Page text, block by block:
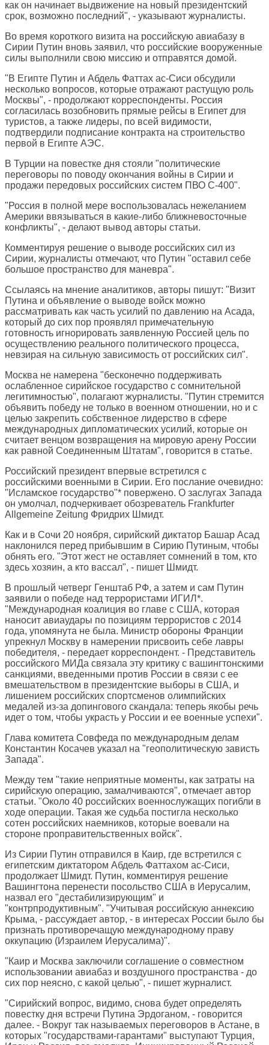
как он начинает выдвижение на новый президентский
срок, возможно последний", - указывают журналисты.
Во время короткого визита на российскую авиабазу в
Сирии Путин вновь заявил, что российские вооруженные
силы выполнили свою миссию и отправятся домой.
"В Египте Путин и Абдель Фаттах ас-Сиси обсудили
несколько вопросов, которые отражают растущую роль
Москвы", - продолжают корреспонденты. Россия
согласилась возобновить прямые рейсы в Египет для
туристов, а также лидеры, по всей видимости,
подтвердили подписание контракта на строительство
первой в Египте АЭС.
В Турции на повестке дня стояли "политические
переговоры по поводу окончания войны в Сирии и
продажи передовых российских систем ПВО С-400".
"Россия в полной мере воспользовалась нежеланием
Америки ввязываться в какие-либо ближневосточные
конфликты", - делают вывод авторы статьи.
Комментируя решение о выводе российских сил из
Сирии, журналисты отмечают, что Путин "оставил себе
большое пространство для маневра".
Ссылаясь на мнение аналитиков, авторы пишут: "Визит
Путина и объявление о выводе войск можно
рассматривать как часть усилий по давлению на Асада,
который до сих пор проявлял примечательную
готовность игнорировать заявленную Россией цель по
осуществлению реального политического процесса,
невзирая на сильную зависимость от российских сил".
Москва не намерена "бесконечно поддерживать
ослабленное сирийское государство с сомнительной
легитимностью", полагают журналисты. "Путин стремится
объявить победу не только в военном отношении, но и с
целью закрепить собственное лидерство в сфере
международных дипломатических усилий, которые он
считает венцом возвращения на мировую арену России
как равной Соединенным Штатам", говорится в статье.
Российский президент впервые встретился с
российскими военными в Сирии. Его послание очевидно:
"Исламское государство"* повержено. О заслугах Запада
он умолчал, подчеркивает обозреватель Frankfurter
Allgemeine Zeitung Фридрих Шмидт.
Как и в Сочи 20 ноября, сирийский диктатор Башар Асад
наклонился перед прибывшим в Сирию Путиным, чтобы
обнять его. "Этот жест не оставляет сомнений в том, кто
здесь хозяин, а кто вассал", - пишет Шмидт.
В прошлый четверг Генштаб РФ, а затем и сам Путин
заявили о победе над террористами ИГИЛ*.
"Международная коалиция во главе с США, которая
наносит авиаудары по позициям террористов с 2014
года, упомянута не была. Министр обороны Франции
упрекнул Москву в намерении присвоить себе лавры
победителя, - передает корреспондент. - Представитель
российского МИДа связала эту критику с вашингтонскими
санкциями, введенными против России в связи с ее
вмешательством в президентские выборы в США, и
лишением российских спортсменов олимпийских
медалей из-за допингового скандала: теперь якобы речь
идет о том, чтобы украсть у России и ее военные успехи".
Глава комитета Совфеда по международным делам
Константин Косачев указал на "геополитическую зависть
Запада".
Между тем "такие неприятные моменты, как затраты на
сирийскую операцию, замалчиваются", отмечает автор
статьи. "Около 40 российских военнослужащих погибли в
ходе операции. Такая же судьба постигла несколько
сотен российских наемников, которые воевали на
стороне проправительственных войск".
Из Сирии Путин отправился в Каир, где встретился с
египетским диктатором Абдель Фаттахом ас-Сиси,
продолжает Шмидт. Путин, комментируя решение
Вашингтона перенести посольство США в Иерусалим,
назвал его "дестабилизирующим" и
"контрпродуктивным". "Учитывая российскую аннексию
Крыма, - рассуждает автор, - в интересах России было бы
признать противоречащую международному праву
оккупацию (Израилем Иерусалима)".
"Каир и Москва заключили соглашение о совместном
использовании авиабаз и воздушного пространства - до
сих пор неясно, с какой целью", - пишет журналист.
"Сирийский вопрос, видимо, снова будет определять
повестку дня встречи Путина Эрдоганом, - говорится
далее. - Вокруг так называемых переговоров в Астане, в
которых "государствами-гарантами" выступают Турция,